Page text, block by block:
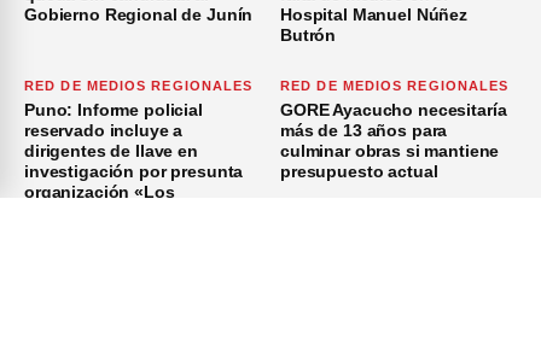
Gobierno Regional de Junín
Hospital Manuel Núñez
Butrón
RED DE MEDIOS REGIONALES
Puno: Informe policial
reservado incluye a
dirigentes de Ilave en
investigación por presunta
organización «Los
RED DE MEDIOS REGIONALES
GORE Ayacucho necesitaría
más de 13 años para
culminar obras si mantiene
presupuesto actual